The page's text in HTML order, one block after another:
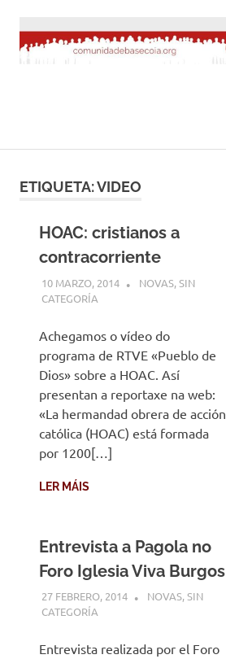
contenido
ETIQUETA:VIDEO
HOAC: cristianos a
contracorriente
10 MARZO, 2014 DESARROLLO
NOVAS,SIN
CATEGORÍA
Achegamos o vídeo do
programa de RTVE «Pueblo de
Dios» sobre a HOAC. Así
presentan a reportaxe na web:
«La hermandad obrera de acción
católica (HOAC) está formada
por 1200[…]
LER MÁIS
Entrevista a Pagola no
Foro Iglesia Viva Burgos
27 FEBRERO, 2014 DESARROLLO
NOVAS,SIN
CATEGORÍA
Entrevista realizada por el Foro